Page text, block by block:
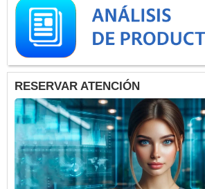
RESERVAR ATENCIÓN